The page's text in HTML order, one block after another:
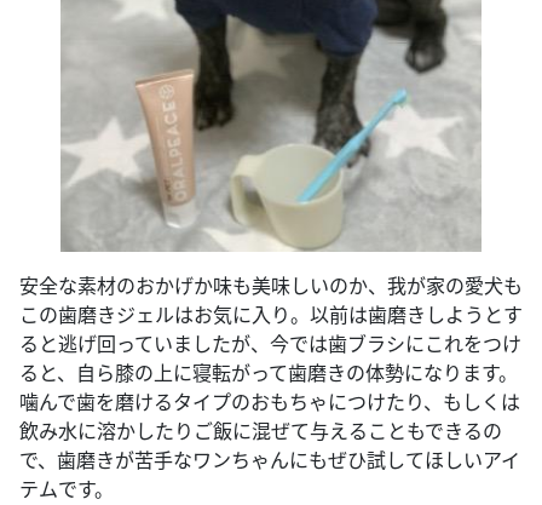
安全な素材のおかげか味も美味しいのか、我が家の愛犬も
この歯磨きジェルはお気に入り。以前は歯磨きしようとす
ると逃げ回っていましたが、今では歯ブラシにこれをつけ
ると、自ら膝の上に寝転がって歯磨きの体勢になります。
噛んで歯を磨けるタイプのおもちゃにつけたり、もしくは
飲み水に溶かしたりご飯に混ぜて与えることもできるの
で、歯磨きが苦手なワンちゃんにもぜひ試してほしいアイ
テムです。